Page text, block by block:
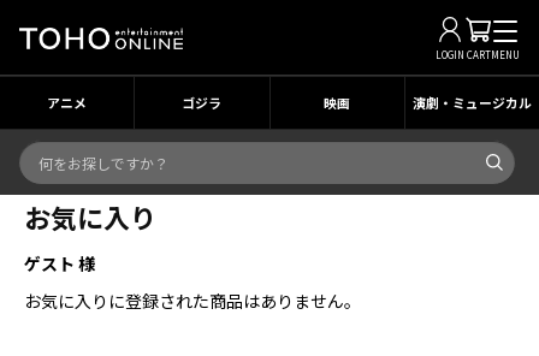
LOGIN CARTMENU
アニメ ゴジラ 映画 演劇・ミュージカル
お気に入り
ゲスト 様
お気に入りに登録された商品はありません。